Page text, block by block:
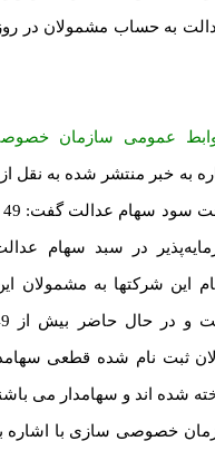
به حساب مشمولان در
عمومی سازمان
به خبر منتشر شده به نقل
در سبد سهام
این شرکتها به مشمولان
ثبت نام شده قطعی
شده اند و سهامدار می
خصوصی سازی با اشاره